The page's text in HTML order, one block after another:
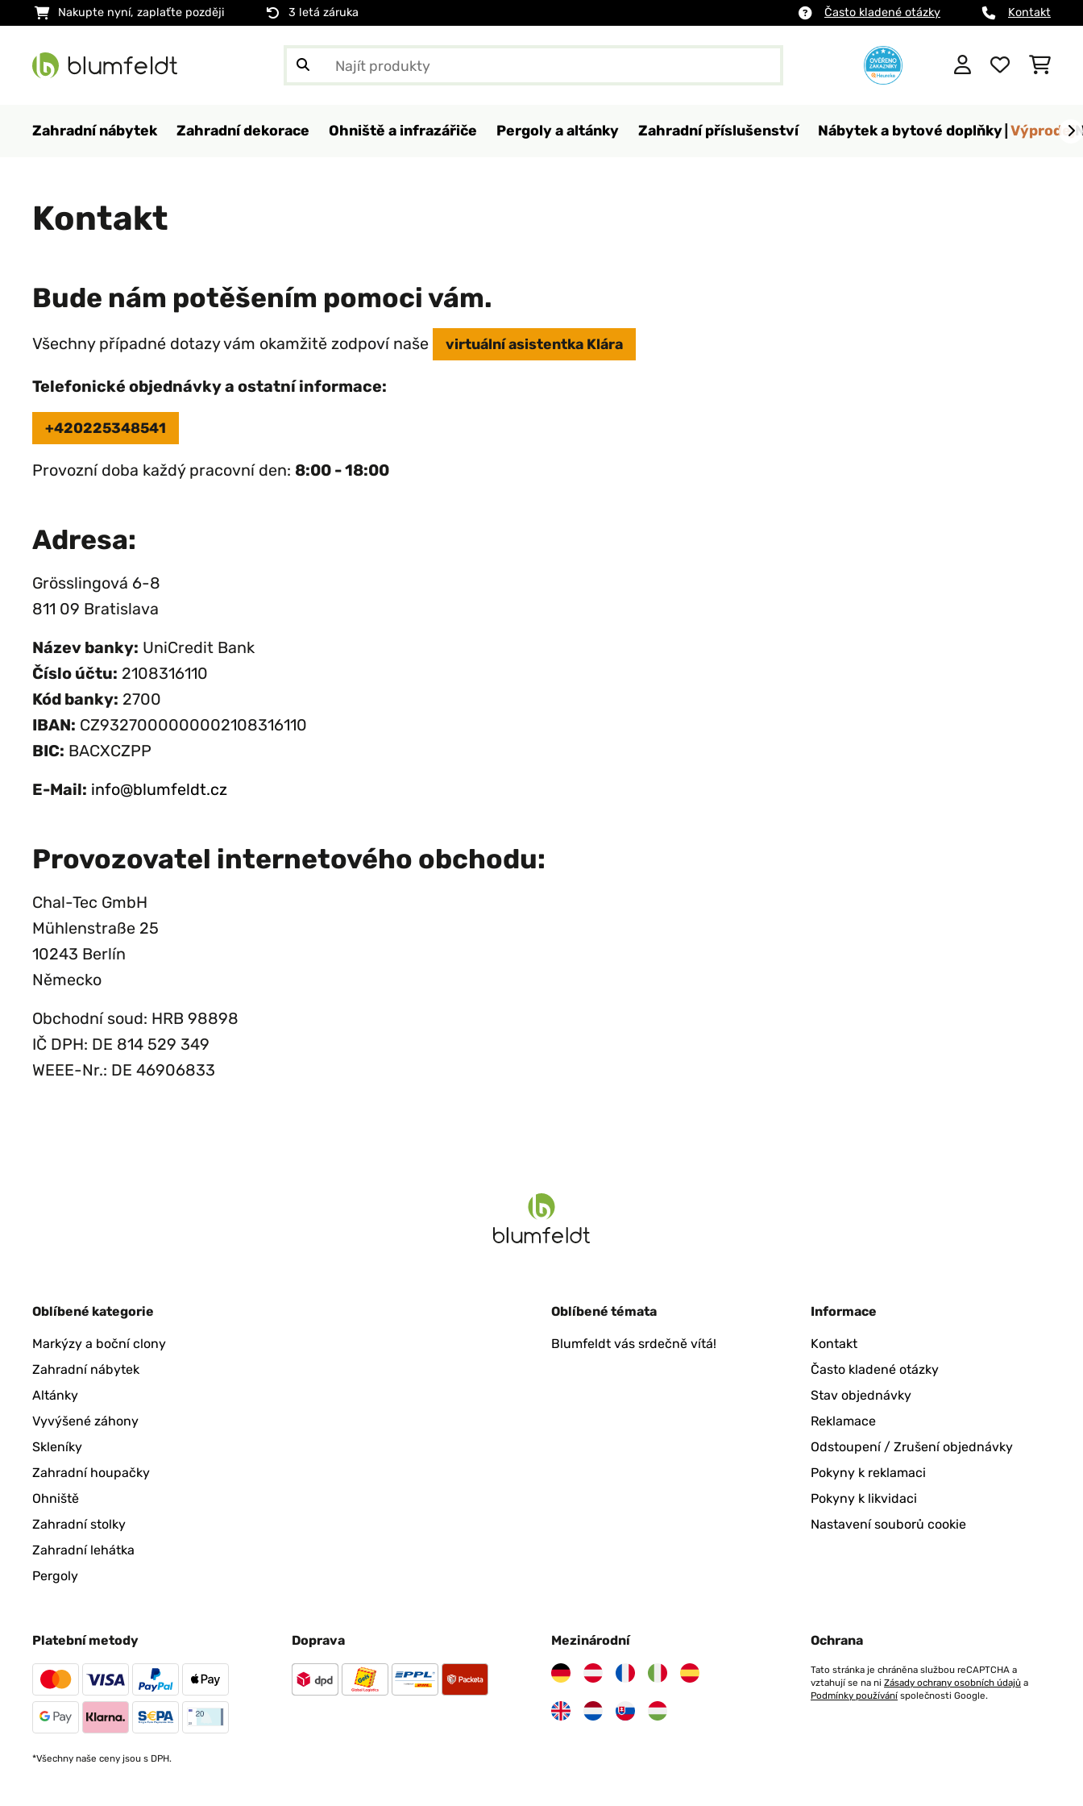
Nakupte nyní, zaplaťte později 3 letá záruka Často kladené otázky Kontakt
Zahradní nábytek Zahradní dekorace Ohniště a infrazářiče Pergoly a altánky Zahradní příslušenství Nábytek a bytové doplňky Výprodej
Kontakt
Bude nám potěšením pomoci vám.
Všechny případné dotazy vám okamžitě zodpoví naše virtuální asistentka Klára
Telefonické objednávky a ostatní informace:
+420225348541
Provozní doba každý pracovní den: 8:00 - 18:00
Adresa:
Grösslingová 6-8
811 09 Bratislava
Název banky: UniCredit Bank
Číslo účtu: 2108316110
Kód banky: 2700
IBAN: CZ9327000000002108316110
BIC: BACXCZPP
E-Mail: info@blumfeldt.cz
Provozovatel internetového obchodu:
Chal-Tec GmbH
Mühlenstraße 25
10243 Berlín
Německo
Obchodní soud: HRB 98898
IČ DPH: DE 814 529 349
WEEE-Nr.: DE 46906833
Oblíbené kategorie
Markýzy a boční clony
Zahradní nábytek
Altánky
Vyvýšené záhony
Skleníky
Zahradní houpačky
Ohniště
Zahradní stolky
Zahradní lehátka
Pergoly
Oblíbené témata
Blumfeldt vás srdečně vítá!
Informace
Kontakt
Často kladené otázky
Stav objednávky
Reklamace
Odstoupení / Zrušení objednávky
Pokyny k reklamaci
Pokyny k likvidaci
Nastavení souborů cookie
Platební metody
*Všechny naše ceny jsou s DPH.
Doprava Mezinárodní Ochrana
Tato stránka je chráněna službou reCAPTCHA a
vztahují se na ni Zásady ochrany osobních údajů a
Podmínky používání společnosti Google.